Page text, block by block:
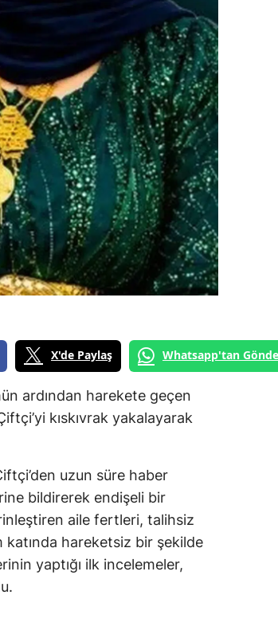
X'de Paylaş Whatsapp'tan
ardından harekete geçen
kıskıvrak yakalayarak
uzun süre haber
bildirerek endişeli bir
aile fertleri, talihsiz
katında hareketsiz bir şekilde
yaptığı ilk incelemeler,